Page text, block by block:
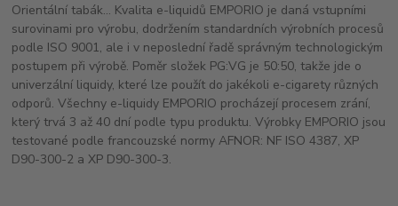
Orientální tabák... Kvalita e-liquidů EMPORIO je daná vstupními
surovinami pro výrobu, dodržením standardních výrobních procesů
podle ISO 9001, ale i v neposlední řadě správným technologickým
postupem při výrobě. Poměr složek PG:VG je 50:50, takže jde o
univerzální liquidy, které lze použít do jakékoli e-cigarety různých
odporů. Všechny e-liquidy EMPORIO procházejí procesem zrání,
který trvá 3 až 40 dní podle typu produktu. Výrobky EMPORIO jsou
testované podle francouzské normy AFNOR: NF ISO 4387, XP
D90-300-2 a XP D90-300-3.